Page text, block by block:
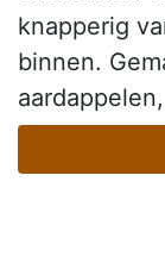
knapperig
binnen.